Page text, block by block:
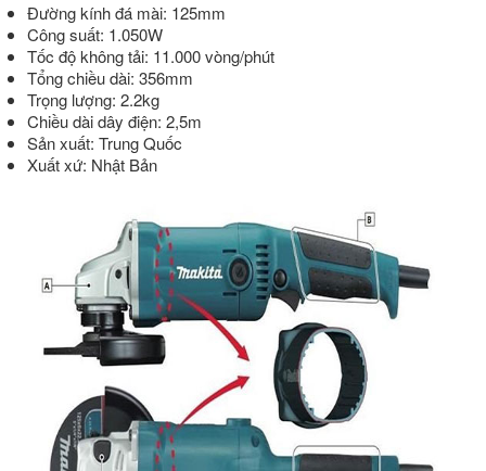
Đường kính đá mài: 125mm
Công suất: 1.050W
Tốc độ không tải: 11.000 vòng/phút
Tổng chiều dài: 356mm
Trọng lượng: 2.2kg
Chiều dài dây điện: 2,5m
Sản xuất: Trung Quốc
Xuất xứ: Nhật Bản